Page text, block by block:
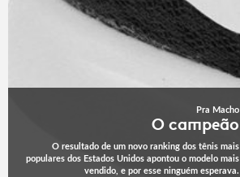
Pra Macho
O campeão
O resultado de um novo ranking dos tênis mais
populares dos Estados Unidos apontou o modelo mais
vendido, e por esse ninguém esperava.